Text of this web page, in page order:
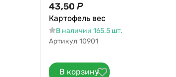
43,50 Р
Картофель вес
В наличии 165.5 шт.
Артикул 10901
В корзину